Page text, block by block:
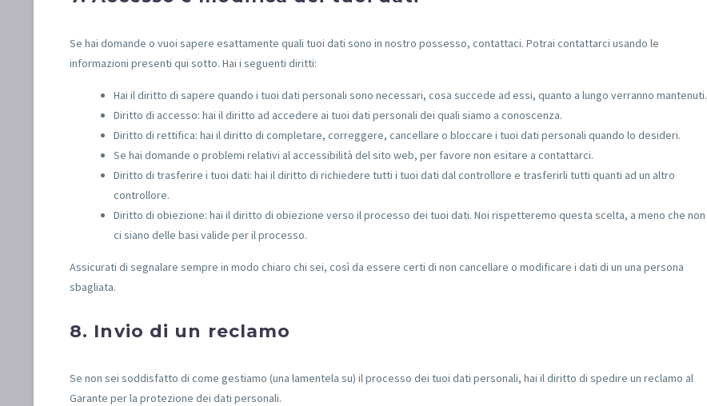
Se hai domande o vuoi sapere esattamente quali tuoi dati sono in nostro possesso, contattaci. Potrai contattarci usando le
informazioni presenti qui sotto. Hai i seguenti diritti:
Hai il diritto di sapere quando i tuoi dati personali sono necessari, cosa succede ad essi, quanto a lungo verranno mantenuti.
Diritto di accesso: hai il diritto ad accedere ai tuoi dati personali dei quali siamo a conoscenza.
Diritto di rettifica: hai il diritto di completare, correggere, cancellare o bloccare i tuoi dati personali quando lo desideri.
Se hai domande o problemi relativi al accessibilità del sito web, per favore non esitare a contattarci.
Diritto di trasferire i tuoi dati: hai il diritto di richiedere tutti i tuoi dati dal controllore e trasferirli tutti quanti ad un altro
controllore.
Diritto di obiezione: hai il diritto di obiezione verso il processo dei tuoi dati. Noi rispetteremo questa scelta, a meno che non
ci siano delle basi valide per il processo.
Assicurati di segnalare sempre in modo chiaro chi sei, così da essere certi di non cancellare o modificare i dati di un una persona
sbagliata.
8. Invio di un reclamo
Se non sei soddisfatto di come gestiamo (una lamentela su) il processo dei tuoi dati personali, hai il diritto di spedire un reclamo al
Garante per la protezione dei dati personali.